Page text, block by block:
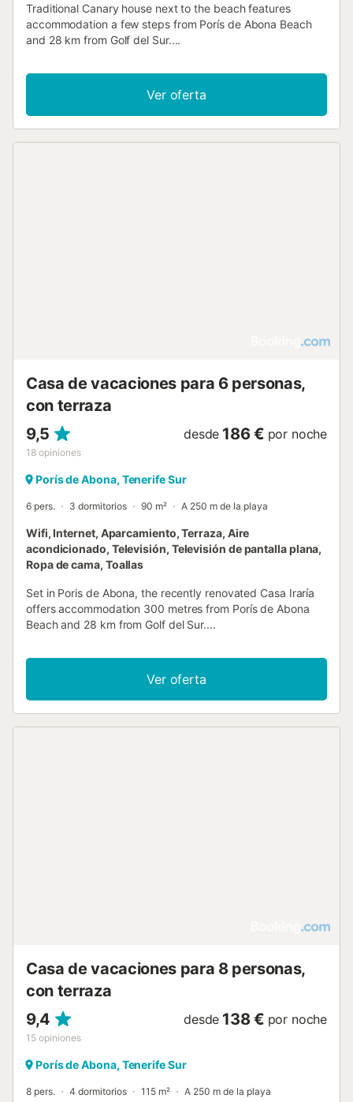
Traditional Canary house next to the beach features
accommodation a few steps from Porís de Abona Beach
and 28 km from Golf del Sur....
Ver oferta
Casa de vacaciones para 6 personas,
con terraza
9,5
18 opiniones
desde 186 € por noche
Porís de Abona, Tenerife Sur
6 pers. 3 dormitorios 90 m² A 250 m de la playa
Wifi, Internet, Aparcamiento, Terraza, Aire
acondicionado, Televisión, Televisión de pantalla plana,
Ropa de cama, Toallas
Set in Poris de Abona, the recently renovated Casa Iraría
offers accommodation 300 metres from Porís de Abona
Beach and 28 km from Golf del Sur....
Ver oferta
Casa de vacaciones para 8 personas,
con terraza
9,4
15 opiniones
desde 138 € por noche
Porís de Abona, Tenerife Sur
8 pers. 4 dormitorios 115 m² A 250 m de la playa